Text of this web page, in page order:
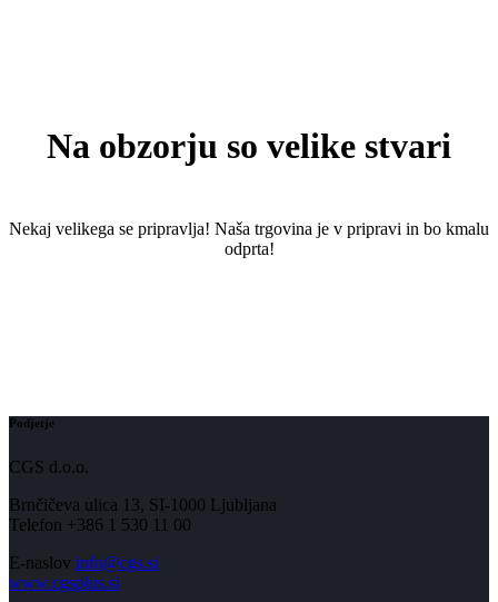
Na obzorju so velike stvari
Nekaj ​​velikega se pripravlja! Naša trgovina je v pripravi in ​​bo kmalu
odprta!
Podjetje
CGS d.o.o.
Brnčičeva ulica 13, SI-1000 Ljubljana
Telefon +386 1 530 11 00
E-naslov info@cgs.si
www.cgsplus.si